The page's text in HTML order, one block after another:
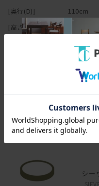
[奥行(D)]
110cm
[高さ(H)]
オーク無
カフェ
ブランド
シー
SIEVE